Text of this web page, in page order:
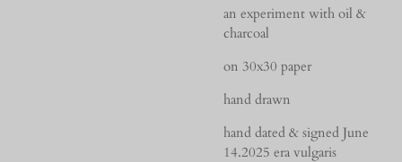
an experiment with oil &
charcoal
on 30x30 paper
hand drawn
hand dated & signed June
14.2025 era vulgaris